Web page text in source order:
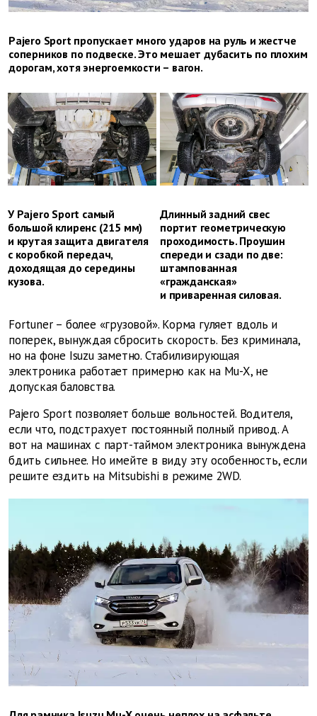
Pajero Sport пропускает много ударов на руль и жестче
соперников по подвеске. Это мешает дубасить по плохим
дорогам, хотя энергоемкости – вагон.
У Pajero Sport самый
большой клиренс (215 мм)
и крутая защита двигателя
с коробкой передач,
доходящая до середины
кузова.
Длинный задний свес
портит геометрическую
проходимость. Проушин
спереди и сзади по две:
штампованная
«гражданская»
и приваренная силовая.
Fortuner – более «грузовой». Корма гуляет вдоль и
поперек, вынуждая сбросить скорость. Без криминала,
но на фоне Isuzu заметно. Стабилизирующая
электроника работает примерно как на Mu-X, не
допуская баловства.
Pajero Sport позволяет больше вольностей. Водителя,
если что, подстрахует постоянный полный привод. А
вот на машинах с парт-таймом электроника вынуждена
бдить сильнее. Но имейте в виду эту особенность, если
решите ездить на Mitsubishi в режиме 2WD.